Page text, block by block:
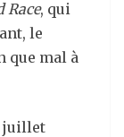
Race, qui
le
que mal à
juillet